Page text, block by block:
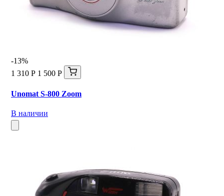
-13%
1 310 Р 1 500 Р
Unomat S-800 Zoom
В наличии